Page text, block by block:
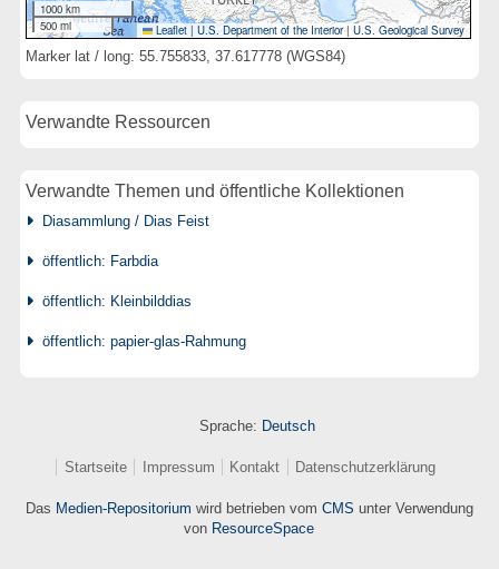
1000 km
500 mi
Leaflet | U.S. Department of the Interior|U.S. Geological Survey
Marker lat / long: 55.755833, 37.617778 (WGS84)
Verwandte Ressourcen
Verwandte Themen und öffentliche Kollektionen
Diasammlung / Dias Feist
öffentlich: Farbdia
öffentlich: Kleinbilddias
öffentlich: papier-glas-Rahmung
Sprache: Deutsch
Startseite Impressum Kontakt Datenschutzerklärung
Das Medien-Repositorium wird betrieben vom CMS unter Verwendung
von ResourceSpace